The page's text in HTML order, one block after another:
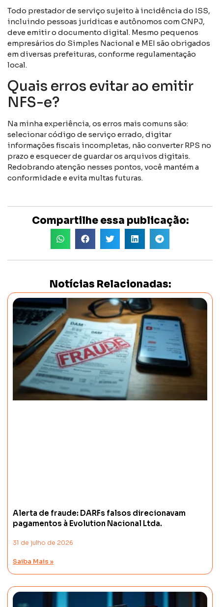
Todo prestador de serviço sujeito à incidência do ISS,
incluindo pessoas jurídicas e autônomos com CNPJ,
deve emitir o documento digital. Mesmo pequenos
empresários do Simples Nacional e MEI são obrigados
em diversas prefeituras, conforme regulamentação
local.
Quais erros evitar ao emitir
NFS-e?
Na minha experiência, os erros mais comuns são:
selecionar código de serviço errado, digitar
informações fiscais incompletas, não converter RPS no
prazo e esquecer de guardar os arquivos digitais.
Redobrando atenção nesses pontos, você mantém a
conformidade e evita multas futuras.
Compartilhe essa publicação:
Notícias Relacionadas:
Alerta de fraude: DARFs falsos direcionavam
pagamentos à Evolution Nacional Ltda.
31 de julho de 2026
Saiba Mais »